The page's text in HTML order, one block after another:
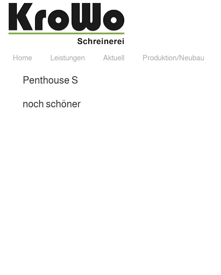
Penthouse S
noch schöner
Home Leistungen Aktuell Produktion/
Home Leistungen Aktuell Produktion/Neubau